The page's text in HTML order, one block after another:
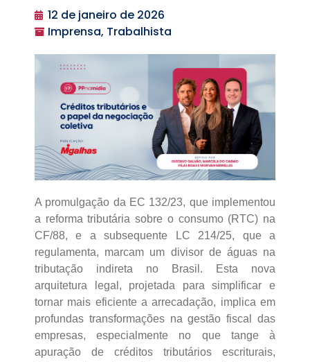
12 de janeiro de 2026
Imprensa, Trabalhista
A promulgação da EC 132/23, que implementou
a reforma tributária sobre o consumo (RTC) na
CF/88, e a subsequente LC 214/25, que a
regulamenta, marcam um divisor de águas na
tributação indireta no Brasil. Esta nova
arquitetura legal, projetada para simplificar e
tornar mais eficiente a arrecadação, implica em
profundas transformações na gestão fiscal das
empresas, especialmente no que tange à
apuração de créditos tributários escriturais,